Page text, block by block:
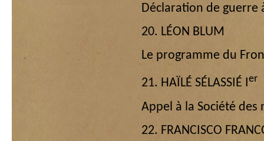
Déclaration de guerre
20. LÉON BLUM
Le programme du
21. HAÏLÉ SÉLASSIÉ Ier
Appel à la Société des
22. FRANCISCO